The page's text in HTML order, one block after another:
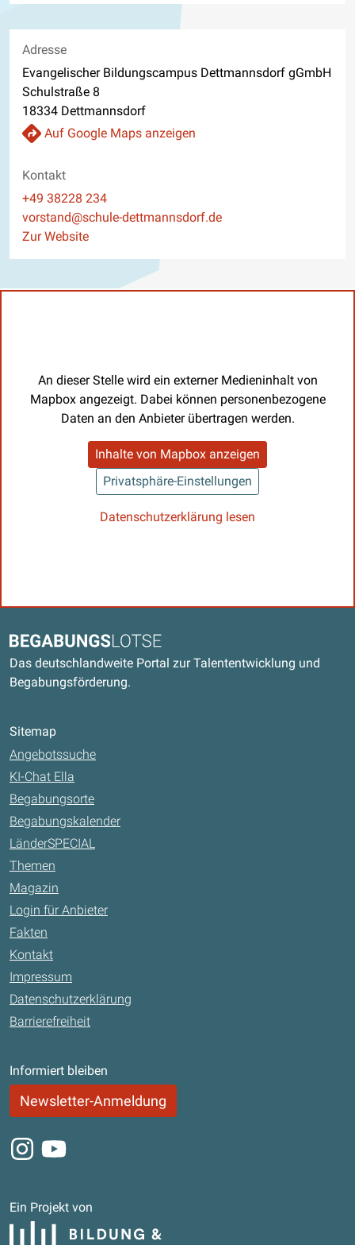
Adresse
Evangelischer Bildungscampus Dettmannsdorf gGmbH
Schulstraße 8
18334 Dettmannsdorf
Auf Google Maps anzeigen
Kontakt
Telefon
+49 38228 234
E-Mail
vorstand@schule-dettmannsdorf.de
Website
Zur Website
An dieser Stelle wird ein externer Medieninhalt von
Mapbox angezeigt. Dabei können personenbezogene
Daten an den Anbieter übertragen werden.
Inhalte von Mapbox anzeigen
Privatsphäre-Einstellungen
Datenschutzerklärung lesen
Begabungslotse
Das deutschlandweite Portal zur Talententwicklung und
Begabungsförderung.
Sitemap
Angebotssuche
KI-Chat Ella
Begabungsorte
Begabungskalender
LänderSPECIAL
Themen
Magazin
Login für Anbieter
Fakten
Kontakt
Impressum
Datenschutzerklärung
Barrierefreiheit
Informiert bleiben
Newsletter-Anmeldung
Instagram
Youtube
Ein Projekt von
Bildung und Begabung